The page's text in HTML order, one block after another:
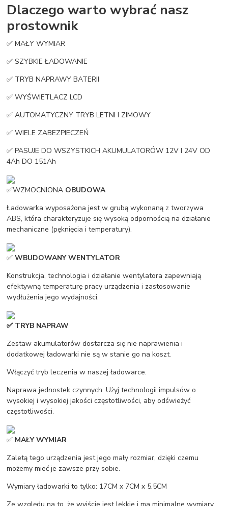
Dlaczego warto wybrać nasz
prostownik
✅ MAŁY WYMIAR
✅ SZYBKIE ŁADOWANIE
✅ TRYB NAPRAWY BATERII
✅ WYŚWIETLACZ LCD
✅ AUTOMATYCZNY TRYB LETNI I ZIMOWY
✅ WIELE ZABEZPIECZEŃ
✅ PASUJE DO WSZYSTKICH AKUMULATORÓW 12V I 24V OD
4Ah DO 151Ah
✅WZMOCNIONA OBUDOWA
Ładowarka wyposażona jest w grubą wykonaną z tworzywa
ABS, która charakteryzuje się wysoką odpornością na działanie
mechaniczne (pęknięcia i temperatury).
✅WBUDOWANY WENTYLATOR
Konstrukcja, technologia i działanie wentylatora zapewniają
efektywną temperaturę pracy urządzenia i zastosowanie
wydłużenia jego wydajności.
✅ TRYB NAPRAW
Zestaw akumulatorów dostarcza się nie naprawienia i
dodatkowej ładowarki nie są w stanie go na koszt.
Włączyć tryb leczenia w naszej ładowarce.
Naprawa jednostek czynnych. Użyj technologii impulsów o
wysokiej i wysokiej jakości częstotliwości, aby odświeżyć
częstotliwości.
✅ MAŁY WYMIAR
Zaletą tego urządzenia jest jego mały rozmiar, dzięki czemu
możemy mieć je zawsze przy sobie.
Wymiary ładowarki to tylko: 17CM x 7CM x 5.5CM